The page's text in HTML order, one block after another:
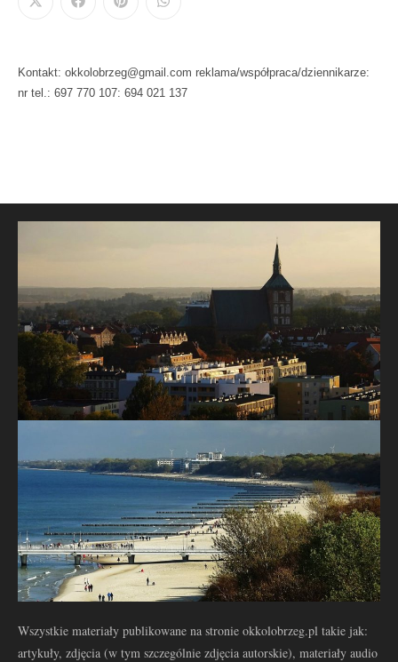
Kontakt: okkolobrzeg@gmail.com reklama/współpraca/dziennikarze:
nr tel.: 697 770 107: 694 021 137
Wszystkie materiały publikowane na stronie okkolobrzeg.pl takie jak:
artykuły, zdjęcia (w tym szczególnie zdjęcia autorskie), materiały audio